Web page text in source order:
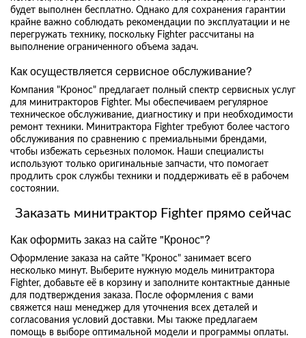
будет выполнен бесплатно. Однако для сохранения гарантии
крайне важно соблюдать рекомендации по эксплуатации и не
перегружать технику, поскольку Fighter рассчитаны на
выполнение ограниченного объема задач.
Как осуществляется сервисное обслуживание?
Компания "Кронос" предлагает полный спектр сервисных услуг
для минитракторов Fighter. Мы обеспечиваем регулярное
техническое обслуживание, диагностику и при необходимости
ремонт техники. Минитрактора Fighter требуют более частого
обслуживания по сравнению с премиальными брендами,
чтобы избежать серьезных поломок. Наши специалисты
используют только оригинальные запчасти, что помогает
продлить срок службы техники и поддерживать её в рабочем
состоянии.
Заказать минитрактор Fighter прямо сейчас
Как оформить заказ на сайте "Кронос"?
Оформление заказа на сайте "Кронос" занимает всего
несколько минут. Выберите нужную модель минитрактора
Fighter, добавьте её в корзину и заполните контактные данные
для подтверждения заказа. После оформления с вами
свяжется наш менеджер для уточнения всех деталей и
согласования условий доставки. Мы также предлагаем
помощь в выборе оптимальной модели и программы оплаты.